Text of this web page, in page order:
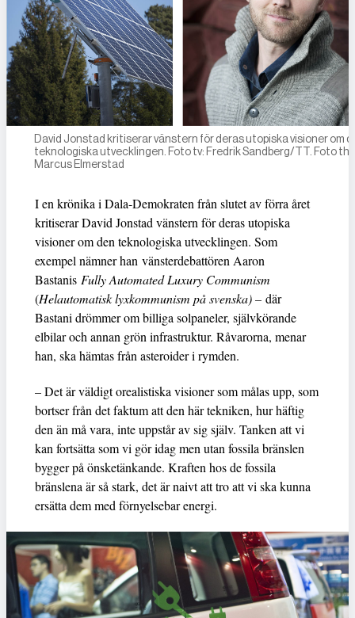
David Jonstad kritiserar vänstern för deras utopiska visioner om
teknologiska utvecklingen. Foto tv: Fredrik Sandberg/TT. Foto th:
Marcus Elmerstad
I en krönika i Dala-Demokraten från slutet av förra året
kritiserar David Jonstad vänstern för deras utopiska
visioner om den teknologiska utvecklingen. Som
exempel nämner han vänsterdebattören Aaron
Bastanis Fully Automated Luxury Communism
(Helautomatisk lyxkommunism på svenska) – där
Bastani drömmer om billiga solpaneler, självkörande
elbilar och annan grön infrastruktur. Råvarorna, menar
han, ska hämtas från asteroider i rymden.
– Det är väldigt orealistiska visioner som målas upp, som
bortser från det faktum att den här tekniken, hur häftig
den än må vara, inte uppstår av sig själv. Tanken att vi
kan fortsätta som vi gör idag men utan fossila bränslen
bygger på önsketänkande. Kraften hos de fossila
bränslena är så stark, det är naivt att tro att vi ska kunna
ersätta dem med förnyelsebar energi.